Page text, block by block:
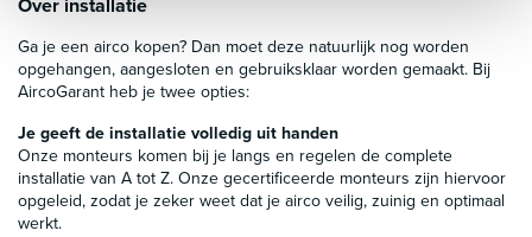
Ga je een airco kopen? Dan moet deze natuurlijk nog worden
opgehangen, aangesloten en gebruiksklaar worden gemaakt. Bij
AircoGarant heb je twee opties:
Je geeft de installatie volledig uit handen
Onze monteurs komen bij je langs en regelen de complete
installatie van A tot Z. Onze gecertificeerde monteurs zijn hiervoor
opgeleid, zodat je zeker weet dat je airco veilig, zuinig en optimaal
werkt.